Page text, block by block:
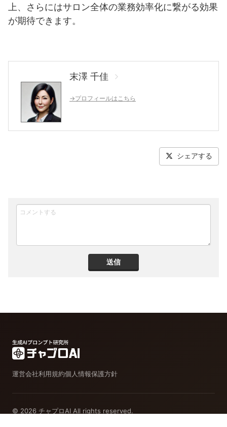
上、さらにはサロン全体の業務効率化に繋がる効果
が期待できます。
末澤 千佳
→プロフィールはこちら
シェアする
送信
運営会社利用規約個人情報保護方針
© 2026 チャプロAI All rights reserved.